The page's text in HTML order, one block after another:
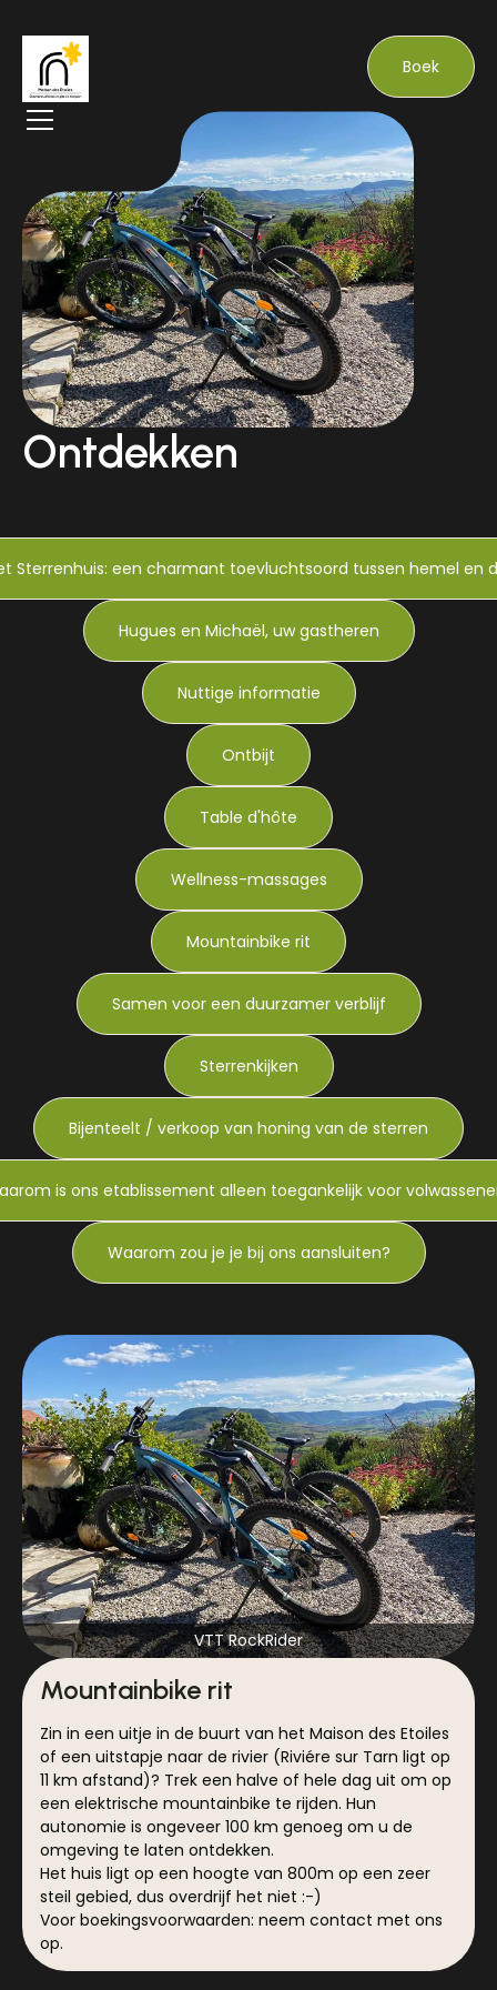
Boek
Ontdekken
Sterrenhuis: een charmant toevluchtsoord tussen hemel en
Hugues en Michaël, uw gastheren
Nuttige informatie
Ontbijt
Table d'hôte
Wellness-massages
Mountainbike rit
Samen voor een duurzamer verblijf
Sterrenkijken
Bijenteelt / verkoop van honing van de sterren
is ons etablissement alleen toegankelijk voor
Waarom zou je je bij ons aansluiten?
VTT RockRider
Mountainbike rit
Zin in een uitje in de buurt van het Maison des Etoiles
of een uitstapje naar de rivier (Riviére sur Tarn ligt op
11 km afstand)? Trek een halve of hele dag uit om op
een elektrische mountainbike te rijden. Hun
autonomie is ongeveer 100 km genoeg om u de
omgeving te laten ontdekken.
Het huis ligt op een hoogte van 800m op een zeer
steil gebied, dus overdrijf het niet :-)
Voor boekingsvoorwaarden: neem contact met ons
op.